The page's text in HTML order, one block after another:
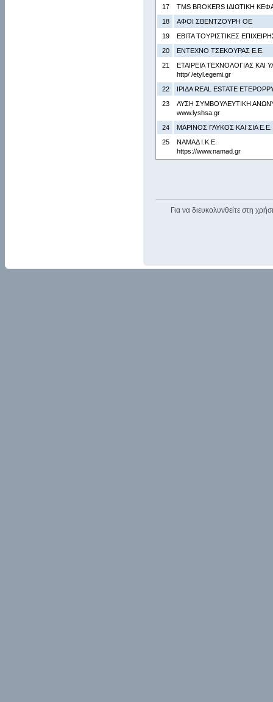
17
TMS BROKERS ΙΔΙΩΤΙΚΗ
18
ΑΦΟΙ ΣΒΕΝΤΖΟΥΡΗ ΟΕ
19
ΕΒΙΤΑ ΤΟΥΡΙΣΤΙΚΕΣ
20
ΕΝΤΕΧΝΟ ΤΣΕΚΟΥΡΑΣ Ε.Ε.
21
ΕΤΑΙΡΕΙΑ ΤΕΧΝΟΛΟΓΙΑΣ ΚΑΙ
http/ /etyl.egemi.gr
22
ΙΡΙΔΑ REAL ESTATE
23
ΛΥΣΗ ΣΥΜΒΟΥΛΕΥΤΙΚΗ
www.lyshsa.gr
24
ΜΑΡΙΝΟΣ ΓΛΥΚΟΣ ΚΑΙ ΣΙΑ Ε.Ε.
25
ΝΑΜΑΔ Ι.Κ.Ε.
https://www.namad.gr
Για να διευκολυνθείτε στη